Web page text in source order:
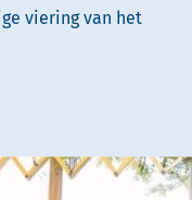
viering van het